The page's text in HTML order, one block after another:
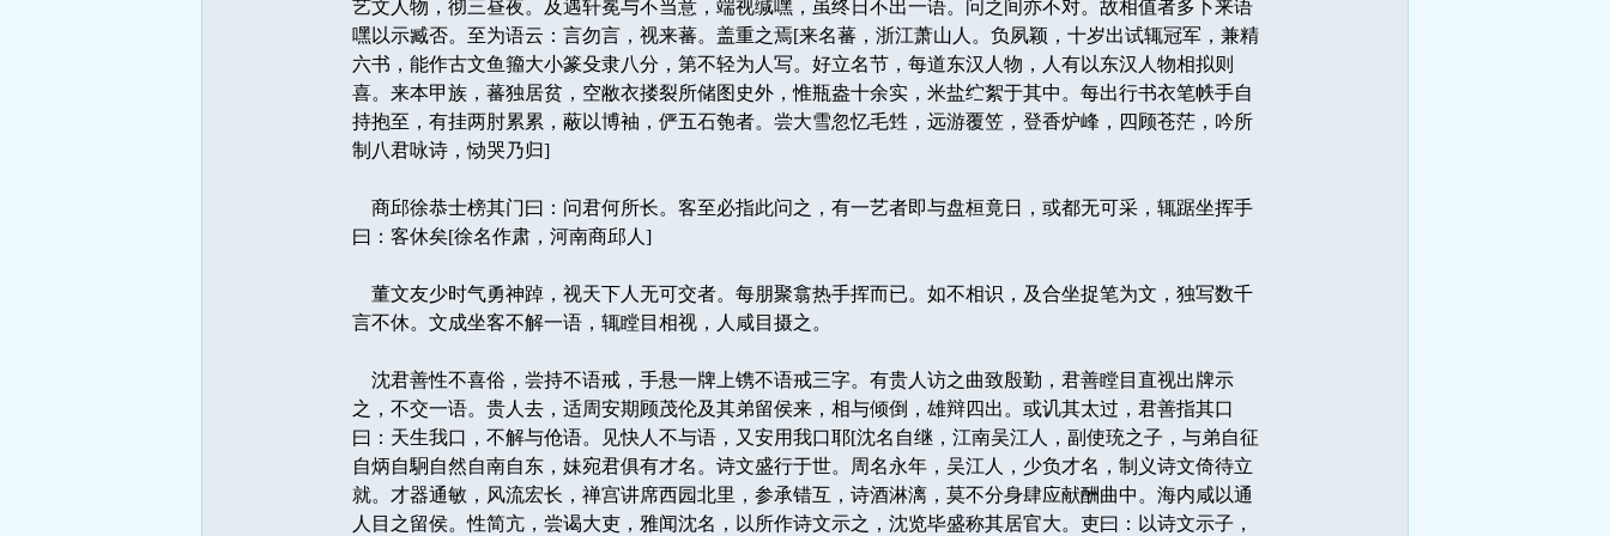
艺文人物，彻三昼夜。及遇轩冕与不当意，端视缄嘿，虽终日不出一语。问之间亦不对。故相值者多卜来语
嘿以示臧否。至为语云：言勿言，视来蕃。盖重之焉[来名蕃，浙江萧山人。负夙颖，十岁出试辄冠军，兼精
六书，能作古文鱼籀大小篆殳隶八分，第不轻为人写。好立名节，每道东汉人物，人有以东汉人物相拟则
喜。来本甲族，蕃独居贫，空敝衣搂裂所储图史外，惟瓶盎十余实，米盐纻絮于其中。每出行书衣笔帙手自
持抱至，有挂两肘累累，蔽以博袖，俨五石匏者。尝大雪忽忆毛甡，远游覆笠，登香炉峰，四顾苍茫，吟所
制八君咏诗，恸哭乃归]
商邱徐恭士榜其门曰：问君何所长。客至必指此问之，有一艺者即与盘桓竟日，或都无可采，辄踞坐挥手
曰：客休矣[徐名作肃，河南商邱人]
董文友少时气勇神踔，视天下人无可交者。每朋聚翕热手挥而已。如不相识，及合坐捉笔为文，独写数千
言不休。文成坐客不解一语，辄瞠目相视，人咸目摄之。
沈君善性不喜俗，尝持不语戒，手悬一牌上镌不语戒三字。有贵人访之曲致殷勤，君善瞠目直视出牌示
之，不交一语。贵人去，适周安期顾茂伦及其弟留侯来，相与倾倒，雄辩四出。或讥其太过，君善指其口
曰：天生我口，不解与伧语。见快人不与语，又安用我口耶[沈名自继，江南吴江人，副使珫之子，与弟自征
自炳自駉自然自南自东，妹宛君俱有才名。诗文盛行于世。周名永年，吴江人，少负才名，制义诗文倚待立
就。才器通敏，风流宏长，禅宫讲席西园北里，参承错互，诗酒淋漓，莫不分身肆应献酬曲中。海内咸以通
人目之留侯。性简亢，尝谒大吏，雅闻沈名，以所作诗文示之，沈览毕盛称其居官大。吏曰：以诗文示子，